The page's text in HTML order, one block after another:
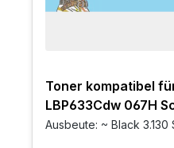
Toner kompatibel
LBP633Cdw 067H
Ausbeute: ~ Black 3.130